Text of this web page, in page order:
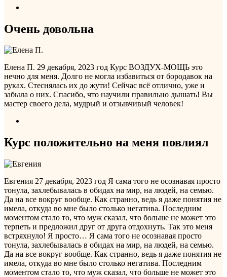
Очень довольна
Елена П. 29 декабря, 2023 год Курс ВОЗДУХ-МОЩЬ это
нечно для меня. Долго не могла избавиться от бородавок на
руках. Стеснялась их до жути! Сейчас всё отлично, уже и
забыла о них. Спасибо, что научили правильно дышать! Вы
мастер своего дела, мудрый и отзывчивый человек!
Курс положительно на меня повлиял
Евгения 27 декабря, 2023 год Я сама того не осознавая просто
тонула, захлебывалась в обидах на мир, на людей, на семью.
Да на все вокруг вообще. Как странно, ведь я даже понятия не
имела, откуда во мне было столько негатива. Последним
моментом стало то, что муж сказал, что больше не может это
терпеть и предложил друг от друга отдохнуть. Так это меня
встряхнуло! Я просто… Я сама того не осознавая просто
тонула, захлебывалась в обидах на мир, на людей, на семью.
Да на все вокруг вообще. Как странно, ведь я даже понятия не
имела, откуда во мне было столько негатива. Последним
моментом стало то, что муж сказал, что больше не может это